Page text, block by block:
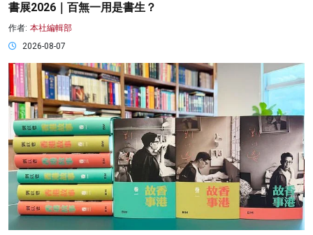
書展2026｜百無一用是書生？
作者: 本社編輯部
2026-08-07